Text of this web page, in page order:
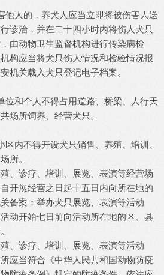
他人的，养犬人应当立即将被伤害人送
诊治，并在二十四小时内将伤人犬只
由动物卫生监督机构进行传染病检
构应当将犬只伤人情况和检验情况报
机关载入犬只登记电子档案。
位和个人不得占用道路、桥梁、人行天
场所饲养、经营犬只。
内不得开设犬只销售、养殖、培训、
所。
、诊疗、培训、展览、表演等经营场
开展经营之日起十五日内向所在地的
备案；举办犬只展览、表演等活动
动开始七日前向活动所在地的区、县
、诊疗、培训、展览、表演等活动
应当符合《中华人民共和国动物防疫